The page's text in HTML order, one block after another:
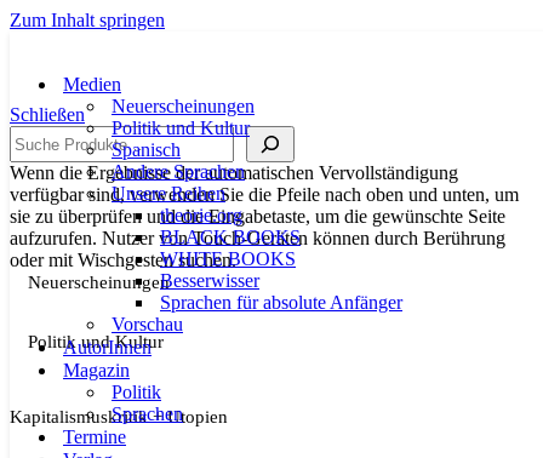
Zum Inhalt springen
Medien
Neuerscheinungen
Politik und Kultur
Spanisch
Andere Sprachen
Unsere Reihen
theorie.org
BLACK BOOKS
WHITE BOOKS
Besserwisser
Sprachen für absolute Anfänger
Vorschau
AutorInnen
Magazin
Politik
Sprachen
Termine
Schließen
Suche
Wenn die Ergebnisse der automatischen Vervollständigung
verfügbar sind, verwenden Sie die Pfeile nach oben und unten, um
sie zu überprüfen und die Eingabetaste, um die gewünschte Seite
aufzurufen. Nutzer von Touch-Geräten können durch Berührung
oder mit Wischgesten suchen.
Neuerscheinungen
Politik und Kultur
Kapitalismuskritik + Utopien